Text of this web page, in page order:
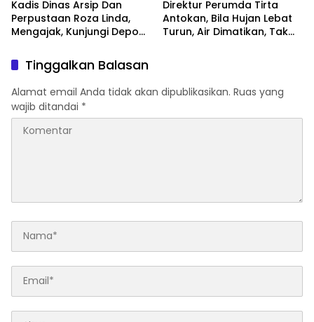
Kadis Dinas Arsip Dan
Perpustaan Roza Linda,
Mengajak, Kunjungi Depo
Direktur Perumda Tirta
Antokan, Bila Hujan Lebat
Turun, Air Dimatikan, Tak
Tinggalkan Balasan
Alamat email Anda tidak akan dipublikasikan. Ruas yang
wajib ditandai *